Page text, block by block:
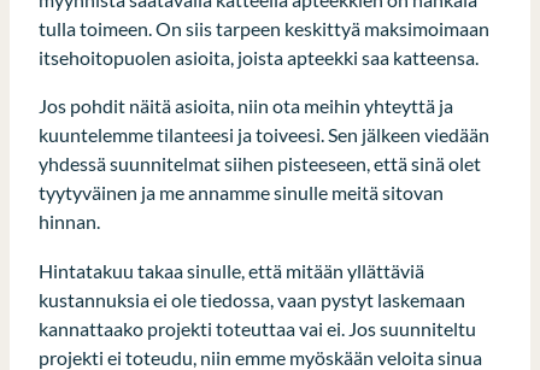
tulla toimeen. On siis tarpeen keskittyä maksimoimaan
itsehoitopuolen asioita, joista apteekki saa katteensa.
Jos pohdit näitä asioita, niin ota meihin yhteyttä ja
kuuntelemme tilanteesi ja toiveesi. Sen jälkeen viedään
yhdessä suunnitelmat siihen pisteeseen, että sinä olet
tyytyväinen ja me annamme sinulle meitä sitovan
hinnan.
Hintatakuu takaa sinulle, että mitään yllättäviä
kustannuksia ei ole tiedossa, vaan pystyt laskemaan
kannattaako projekti toteuttaa vai ei. Jos suunniteltu
projekti ei toteudu, niin emme myöskään veloita sinua